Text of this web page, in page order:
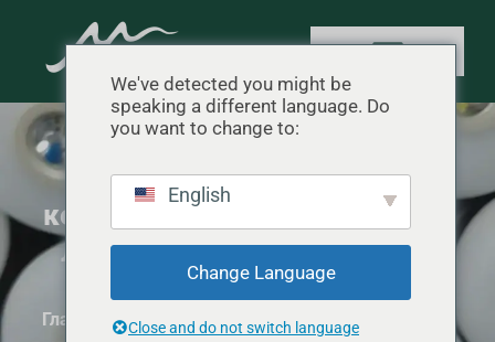
Руководство покупателя
кемпинговых фонарей: Типы,
Люмены, Время работы от
батареи и Сертификации
Главная "Руководство покупателя"Руководство
We've detected you might be
speaking a different language. Do
you want to change to:
English
Change Language
Close and do not switch language